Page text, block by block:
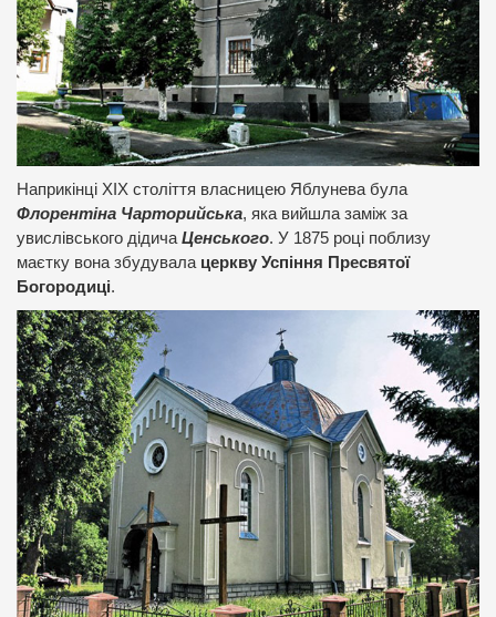
Наприкінці ХІХ століття власницею Яблунева була
Флорентіна Чарторийська, яка вийшла заміж за
увислівського дідича Ценського. У 1875 році поблизу
маєтку вона збудувала церкву Успіння Пресвятої
Богородиці.